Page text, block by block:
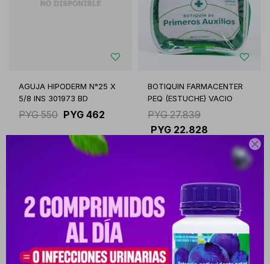

AGUJA HIPODERM N°25 X
5/8 INS 301973 BD
PYG 550 PYG 462
BOTIQUIN FARMACENTER
PEQ (ESTUCHE) VACIO
PYG 27.839
PYG 22.828